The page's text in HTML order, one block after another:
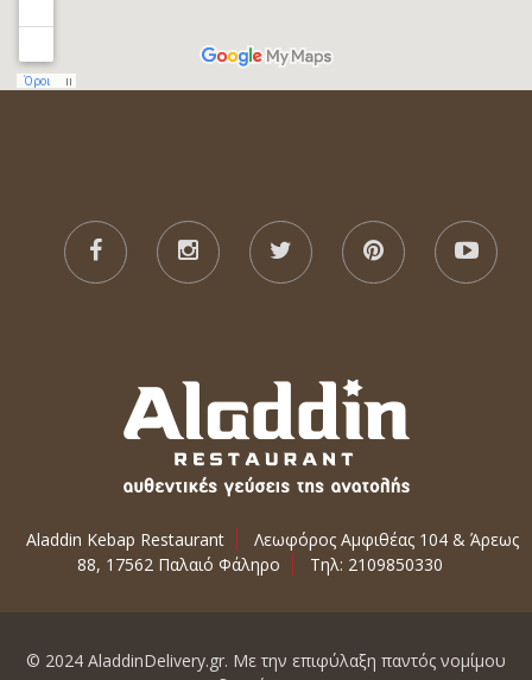
Aladdin Kebap Restaurant
Λεωφόρος Αμφιθέας 104 & Άρεως
88, 17562 Παλαιό Φάληρο
Τηλ: 2109850330
© 2024 AladdinDelivery.gr. Με την επιφύλαξη παντός νομίμου